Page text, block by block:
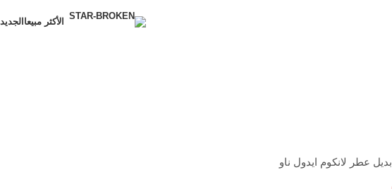
الأكثر مبيعا الجديد
بديل عطر لانكوم ايدول ناو